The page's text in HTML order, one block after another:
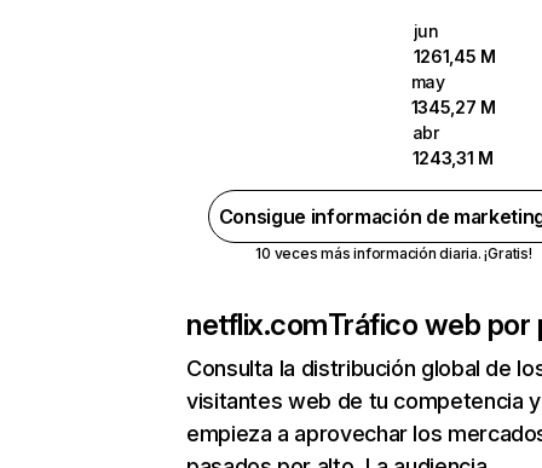
jun
1261,45 M
may
1345,27 M
abr
1243,31 M
Consigue información de
10 veces más información diaria. ¡Gratis!
netflix.comTráfico web por
Consulta la distribución global de
visitantes web de tu competencia y
empieza a aprovechar los